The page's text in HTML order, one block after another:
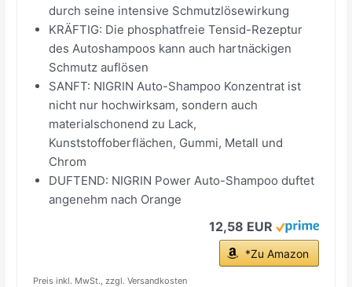
durch seine intensive Schmutzlösewirkung
KRÄFTIG: Die phosphatfreie Tensid-Rezeptur
des Autoshampoos kann auch hartnäckigen
Schmutz auflösen
SANFT: NIGRIN Auto-Shampoo Konzentrat ist
nicht nur hochwirksam, sondern auch
materialschonend zu Lack,
Kunststoffoberflächen, Gummi, Metall und
Chrom
DUFTEND: NIGRIN Power Auto-Shampoo duftet
angenehm nach Orange
12,58 EUR
*Zu Amazon
Preis inkl. MwSt., zzgl. Versandkosten